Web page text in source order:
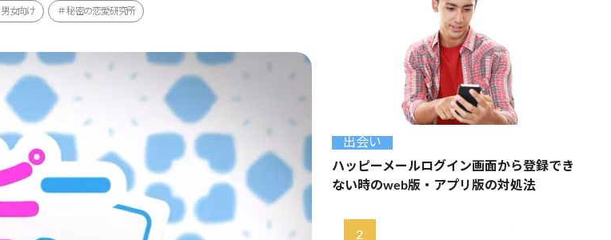
男女向け 秘密の恋愛研究所
出会い
ハッピーメールログイン画面から登録でき
ない時のweb版・アプリ版の対処法